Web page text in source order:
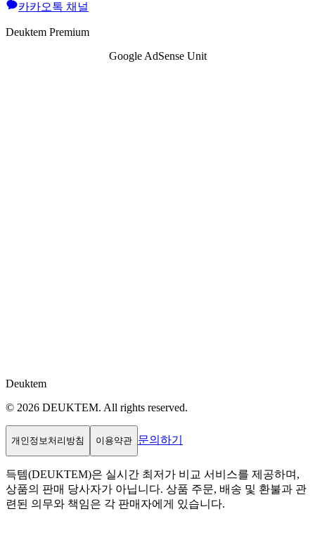
카카오톡 채널
Deuktem Premium
Google AdSense Unit
Deuktem
© 2026 DEUKTEM. All rights reserved.
개인정보처리방침 이용약관 문의하기
득템(DEUKTEM)은 실시간 최저가 비교 서비스를 제공하며,
상품의 판매 당사자가 아닙니다. 상품 주문, 배송 및 환불과 관
련된 의무와 책임은 각 판매자에게 있습니다.